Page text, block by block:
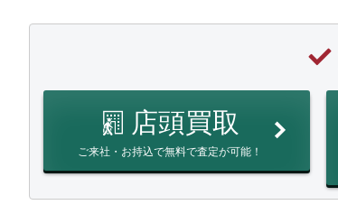
店頭買取
ご来社・お持込で無料で査定が可能！